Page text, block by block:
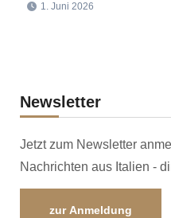
1. Juni 2026
Newsletter
Jetzt zum Newsletter
Nachrichten aus Italien -
zur Anmeldung